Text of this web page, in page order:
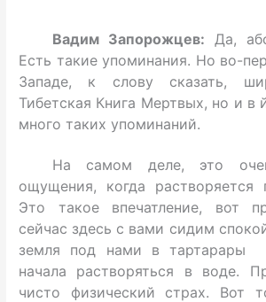
Вадим Запорожцев: Да,
Есть такие упоминания. Но во-
Западе, к слову сказать,
Тибетская Книга Мертвых, но и в
много таких упоминаний.
На самом деле, это
ощущения, когда растворяется
Это такое впечатление, вот
сейчас здесь с вами сидим
земля под нами в тартарары
начала растворяться в воде.
чисто физический страх. Вот